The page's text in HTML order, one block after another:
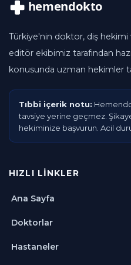
Türkiye'nin doktor, diş
editör ekibimiz tarafından
konusunda uzman hekimler
Tıbbi içerik notu:
tavsiye yerine geçmez.
hekiminize başvurun. Acil
HIZLI LINKLER
Ana Sayfa
Doktorlar
Hastaneler